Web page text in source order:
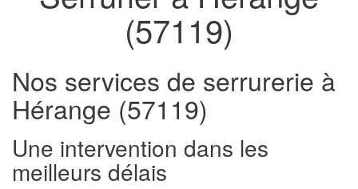
(57119)
Nos services de serrurerie à
Hérange (57119)
Une intervention dans les
meilleurs délais